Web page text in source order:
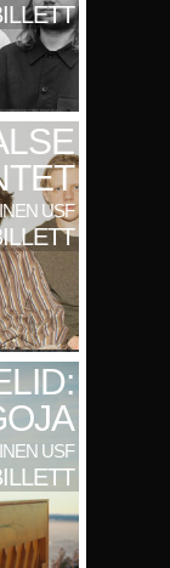
USF
USF